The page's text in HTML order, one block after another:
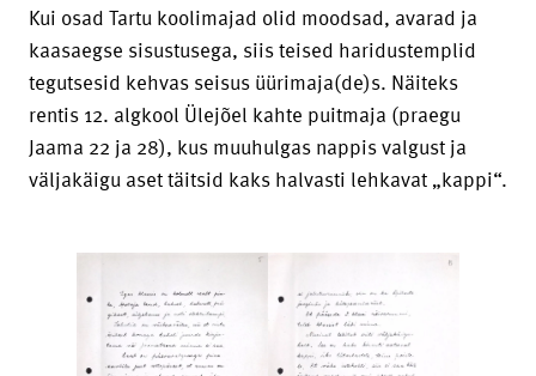
Kui osad Tartu koolimajad olid moodsad, avarad ja
kaasaegse sisustusega, siis teised haridustemplid
tegutsesid kehvas seisus üürimaja(de)s. Näiteks
rentis 12. algkool Ülejõel kahte puitmaja (praegu
Jaama 22 ja 28), kus muuhulgas nappis valgust ja
väljakäigu aset täitsid kaks halvasti lehkavat „kappi“.